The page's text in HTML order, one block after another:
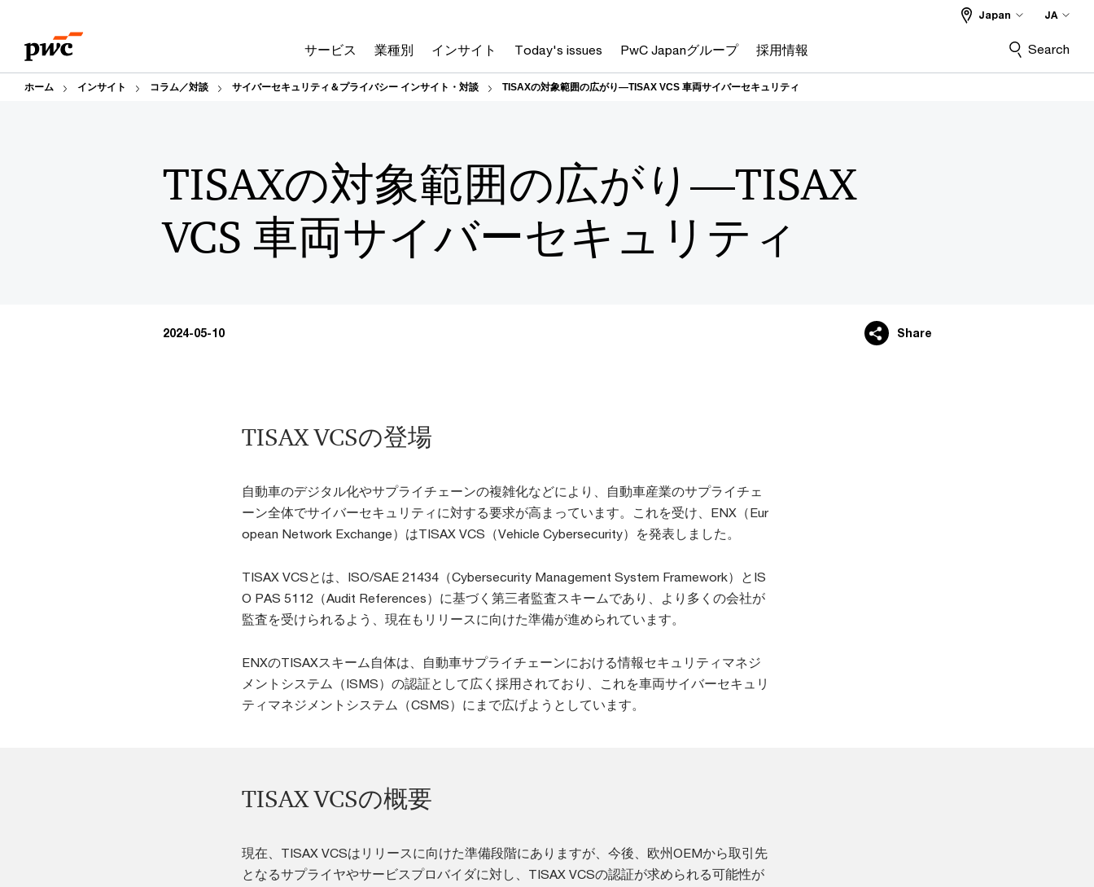
content
footer
サービス 業種別 インサイト Today's issues PwC Japanグループ 採用情報
Japan JA
Search
ホーム インサイト コラム／対談 サイバーセキュリティ＆プライバシー インサイト・対談 TISAXの対象範囲の広がり―TISAX VCS 車両サイバーセキュリティ
TISAXの対象範囲の広がり―TISAX
VCS 車両サイバーセキュリティ
2024-05-10 Share
TISAX VCSの登場
自動車のデジタル化やサプライチェーンの複雑化などにより、自動車産業のサプライチェ
ーン全体でサイバーセキュリティに対する要求が高まっています。これを受け、ENX（Eur
opean Network Exchange）はTISAX VCS（Vehicle Cybersecurity）を発表しました。
TISAX VCSとは、ISO/SAE 21434（Cybersecurity Management System Framework）とIS
O PAS 5112（Audit References）に基づく第三者監査スキームであり、より多くの会社が
監査を受けられるよう、現在もリリースに向けた準備が進められています。
ENXのTISAXスキーム自体は、自動車サプライチェーンにおける情報セキュリティマネジ
メントシステム（ISMS）の認証として広く採用されており、これを車両サイバーセキュリ
ティマネジメントシステム（CSMS）にまで広げようとしています。
TISAX VCSの概要
現在、TISAX VCSはリリースに向けた準備段階にありますが、今後、欧州OEMから取引先
となるサプライヤやサービスプロバイダに対し、TISAX VCSの認証が求められる可能性が